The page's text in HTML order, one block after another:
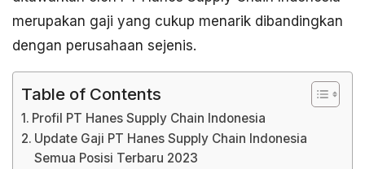
merupakan gaji yang cukup menarik dibandingkan
dengan perusahaan sejenis.
Table of Contents
Profil PT Hanes Supply Chain Indonesia
Update Gaji PT Hanes Supply Chain Indonesia
Semua Posisi Terbaru 2023